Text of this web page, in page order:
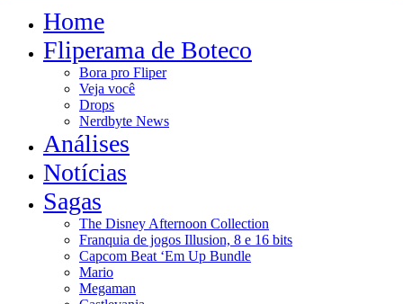
Home
Fliperama de Boteco
Bora pro Fliper
Veja você
Drops
Nerdbyte News
Análises
Notícias
Sagas
The Disney Afternoon Collection
Franquia de jogos Illusion, 8 e 16 bits
Capcom Beat ‘Em Up Bundle
Mario
Megaman